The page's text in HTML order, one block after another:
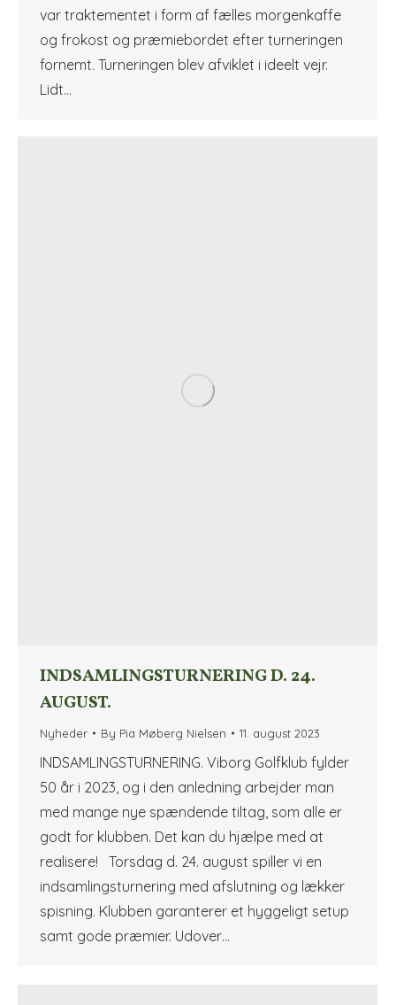
var traktementet i form af fælles morgenkaffe
og frokost og præmiebordet efter turneringen
fornemt. Turneringen blev afviklet i ideelt vejr.
Lidt…
INDSAMLINGSTURNERING D. 24.
AUGUST.
Nyheder By Pia Møberg Nielsen 11. august 2023
INDSAMLINGSTURNERING. Viborg Golfklub fylder
50 år i 2023, og i den anledning arbejder man
med mange nye spændende tiltag, som alle er
godt for klubben. Det kan du hjælpe med at
realisere! Torsdag d. 24. august spiller vi en
indsamlingsturnering med afslutning og lækker
spisning. Klubben garanterer et hyggeligt setup
samt gode præmier. Udover…